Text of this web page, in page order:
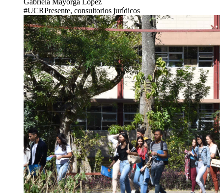
Gabriela Mayorga López
#UCRPresente, consultorios jurídicos